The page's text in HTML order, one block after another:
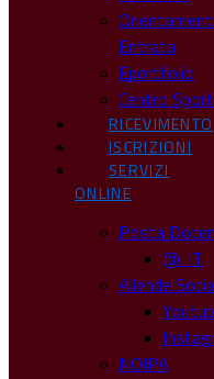
Entrata
Eportfolio
Centro
RICEVIMENTO
ISCRIZIONI
SERVIZI
ONLINE
Posta
@ .IT
Allende
NOIPA